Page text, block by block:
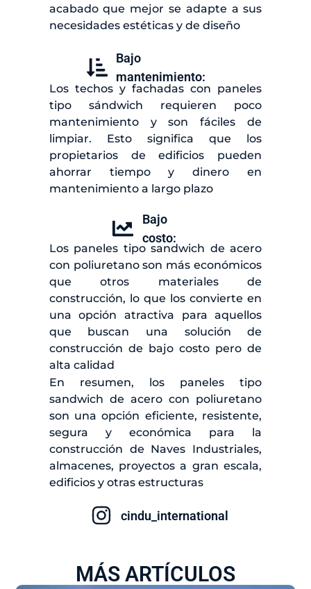
acabado que mejor se adapte a sus
necesidades estéticas y de diseño
Bajo
mantenimiento:
Los techos y fachadas con paneles
tipo sándwich requieren poco
mantenimiento y son fáciles de
limpiar. Esto significa que los
propietarios de edificios pueden
ahorrar tiempo y dinero en
mantenimiento a largo plazo
Bajo
costo:
Los paneles tipo sandwich de acero
con poliuretano son más económicos
que otros materiales de
construcción, lo que los convierte en
una opción atractiva para aquellos
que buscan una solución de
construcción de bajo costo pero de
alta calidad
En resumen, los paneles tipo
sandwich de acero con poliuretano
son una opción eficiente, resistente,
segura y económica para la
construcción de Naves Industriales,
almacenes, proyectos a gran escala,
edificios y otras estructuras
cindu_international
MÁS ARTÍCULOS